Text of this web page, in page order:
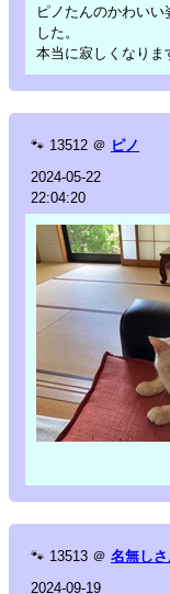
ピノたんのかわい
した。
本当に寂しくなりま
🐾 13512 ＠ ピノ
2024-05-22
22:04:20
🐾 13513 ＠ 名無し
2024-09-19